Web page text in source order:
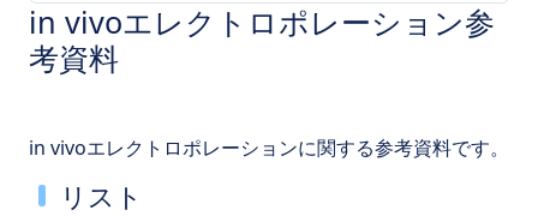
in vivoエレクトロポレーション参
考資料
in vivoエレクトロポレーションに関する参考資料です。
リスト